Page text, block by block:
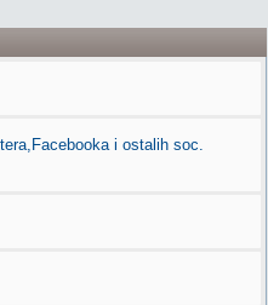
i ostalih soc.